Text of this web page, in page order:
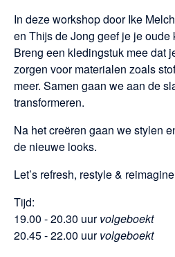
In deze workshop door Ike
en Thijs de Jong geef je je
Breng een kledingstuk mee dat
zorgen voor materialen zoals
meer. Samen gaan we aan de
transformeren.
Na het creëren gaan we stylen
de nieuwe looks.
Let’s refresh, restyle &
Tijd:
19.00 - 20.30 uurvolgeboekt
20.45 - 22.00 uurvolgeboekt